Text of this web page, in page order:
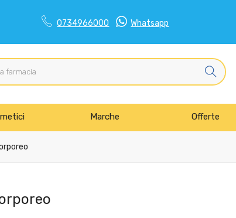
0734966000 Whatsapp
Marche Offerte